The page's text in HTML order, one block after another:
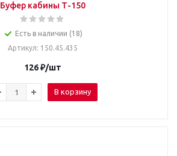
Буфер кабины Т-150
Есть в наличии (18)
Артикул: 150.45.435
126₽/шт
В корзину